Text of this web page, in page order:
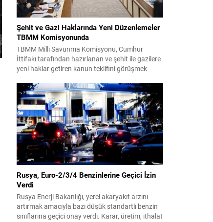
Şehit ve Gazi Haklarında Yeni Düzenlemeler
TBMM Komisyonunda
TBMM Milli Savunma Komisyonu, Cumhur
İttifakı tarafından hazırlanan ve şehit ile gazilere
yeni haklar getiren kanun teklifini görüşmek
komisyonda kabul edildi ve bir dizi düzenleme
benimsendi. Teklif kapsamında, vazife
malullerinden hayatını kaybedenlerin anne ve
babalarına bağlanacak aylık tutarının, net asgari
ücretin altında olmayacağı hükme bağlanıyor....
Rusya, Euro-2/3/4 Benzinlerine Geçici İzin
Verdi
Rusya Enerji Bakanlığı, yerel akaryakıt arzını
artırmak amacıyla bazı düşük standartlı benzin
sınıflarına geçici onay verdi. Karar, üretim, ithalat